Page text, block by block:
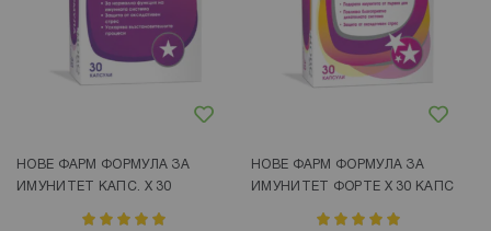
НОВЕ ФАРМ ФОРМУЛА ЗА
ИМУНИТЕТ КАПС. Х 30
рейтинг:
НОВЕ ФАРМ ФОРМУЛА ЗА
ИМУНИТЕТ ФОРТЕ Х 30 КАПС
рейтинг: